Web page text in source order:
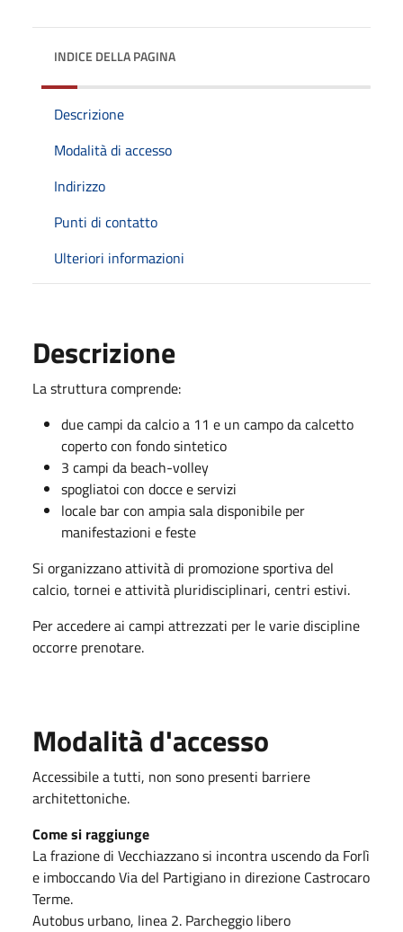
INDICE DELLA PAGINA
Descrizione
Modalità di accesso
Indirizzo
Punti di contatto
Ulteriori informazioni
Descrizione
La struttura comprende:
due campi da calcio a 11 e un campo da calcetto
coperto con fondo sintetico
3 campi da beach-volley
spogliatoi con docce e servizi
locale bar con ampia sala disponibile per
manifestazioni e feste
Si organizzano attività di promozione sportiva del
calcio, tornei e attività pluridisciplinari, centri estivi.
Per accedere ai campi attrezzati per le varie discipline
occorre prenotare.
Modalità d'accesso
Accessibile a tutti, non sono presenti barriere
architettoniche.
Come si raggiunge
La frazione di Vecchiazzano si incontra uscendo da Forlì
e imboccando Via del Partigiano in direzione Castrocaro
Terme.
Autobus urbano, linea 2. Parcheggio libero